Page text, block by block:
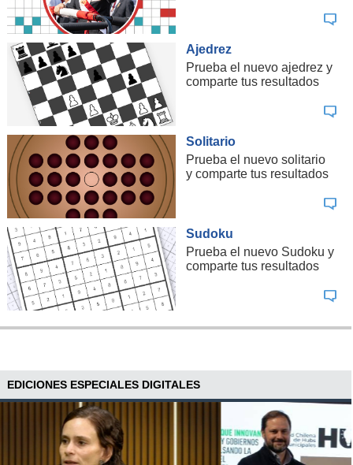
Ajedrez
Prueba el nuevo ajedrez y
comparte tus resultados
Solitario
Prueba el nuevo solitario
y comparte tus resultados
Sudoku
Prueba el nuevo Sudoku y
comparte tus resultados
EDICIONES ESPECIALES DIGITALES